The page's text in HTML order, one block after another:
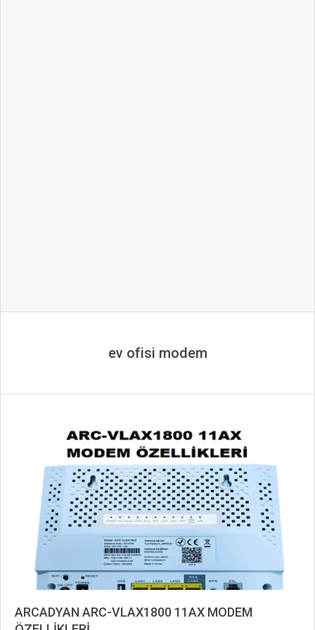
ev ofisi modem
ARCADYAN ARC-VLAX1800 11AX MODEM